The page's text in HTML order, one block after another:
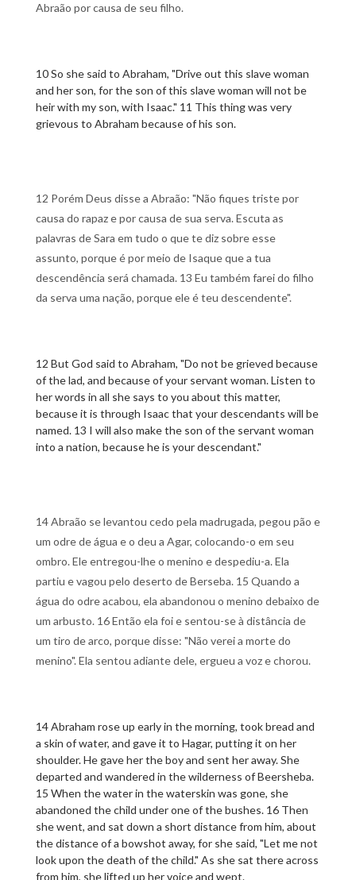
Abraão por causa de seu filho.
10 So she said to Abraham, "Drive out this slave woman
and her son, for the son of this slave woman will not be
heir with my son, with Isaac." 11 This thing was very
grievous to Abraham because of his son.
12 Porém Deus disse a Abraão: "Não fiques triste por
causa do rapaz e por causa de sua serva. Escuta as
palavras de Sara em tudo o que te diz sobre esse
assunto, porque é por meio de Isaque que a tua
descendência será chamada. 13 Eu também farei do filho
da serva uma nação, porque ele é teu descendente".
12 But God said to Abraham, "Do not be grieved because
of the lad, and because of your servant woman. Listen to
her words in all she says to you about this matter,
because it is through Isaac that your descendants will be
named. 13 I will also make the son of the servant woman
into a nation, because he is your descendant."
14 Abraão se levantou cedo pela madrugada, pegou pão e
um odre de água e o deu a Agar, colocando-o em seu
ombro. Ele entregou-lhe o menino e despediu-a. Ela
partiu e vagou pelo deserto de Berseba. 15 Quando a
água do odre acabou, ela abandonou o menino debaixo de
um arbusto. 16 Então ela foi e sentou-se à distância de
um tiro de arco, porque disse: "Não verei a morte do
menino". Ela sentou adiante dele, ergueu a voz e chorou.
14 Abraham rose up early in the morning, took bread and
a skin of water, and gave it to Hagar, putting it on her
shoulder. He gave her the boy and sent her away. She
departed and wandered in the wilderness of Beersheba.
15 When the water in the waterskin was gone, she
abandoned the child under one of the bushes. 16 Then
she went, and sat down a short distance from him, about
the distance of a bowshot away, for she said, "Let me not
look upon the death of the child." As she sat there across
from him, she lifted up her voice and wept.